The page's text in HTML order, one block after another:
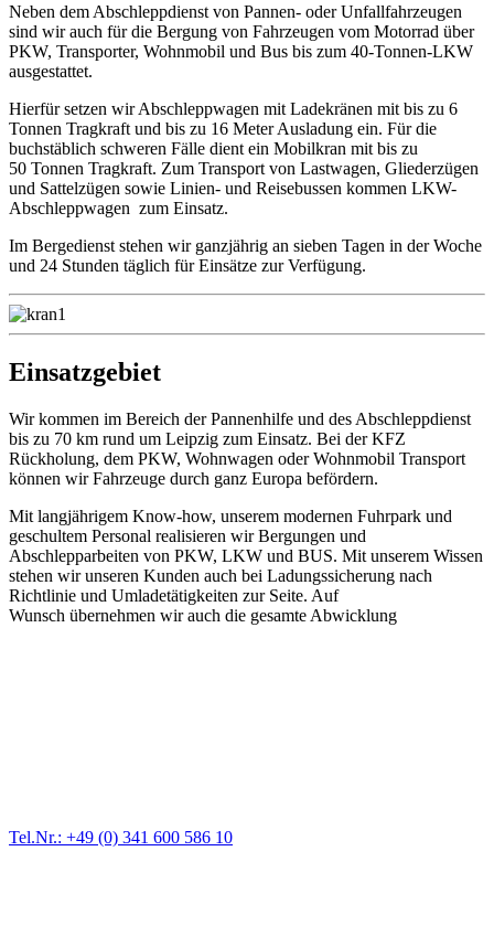
Neben dem Abschleppdienst von Pannen- oder Unfallfahrzeugen
sind wir auch für die Bergung von Fahrzeugen vom Motorrad über
PKW, Transporter, Wohnmobil und Bus bis zum 40-Tonnen-LKW
ausgestattet.
Hierfür setzen wir Abschleppwagen mit Ladekränen mit bis zu 6
Tonnen Tragkraft und bis zu 16 Meter Ausladung ein. Für die
buchstäblich schweren Fälle dient ein Mobilkran mit bis zu
50 Tonnen Tragkraft. Zum Transport von Lastwagen, Gliederzügen
und Sattelzügen sowie Linien- und Reisebussen kommen LKW-
Abschleppwagen zum Einsatz.
Im Bergedienst stehen wir ganzjährig an sieben Tagen in der Woche
und 24 Stunden täglich für Einsätze zur Verfügung.
Einsatzgebiet
Wir kommen im Bereich der Pannenhilfe und des Abschleppdienst
bis zu 70 km rund um Leipzig zum Einsatz. Bei der KFZ
Rückholung, dem PKW, Wohnwagen oder Wohnmobil Transport
können wir Fahrzeuge durch ganz Europa befördern.
Mit langjährigem Know-how, unserem modernen Fuhrpark und
geschultem Personal realisieren wir Bergungen und
Abschlepparbeiten von PKW, LKW und BUS. Mit unserem Wissen
stehen wir unseren Kunden auch bei Ladungssicherung nach
Richtlinie und Umladetätigkeiten zur Seite. Auf
Wunsch übernehmen wir auch die gesamte Abwicklung
Tel.Nr.: +49 (0) 341 600 586 10